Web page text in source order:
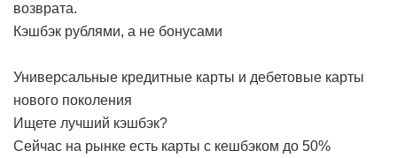
возврата.
Кэшбэк рублями, а не бонусами
Универсальные кредитные карты и дебетовые карты
нового поколения
Ищете лучший кэшбэк?
Сейчас на рынке есть карты с кешбэком до 50%